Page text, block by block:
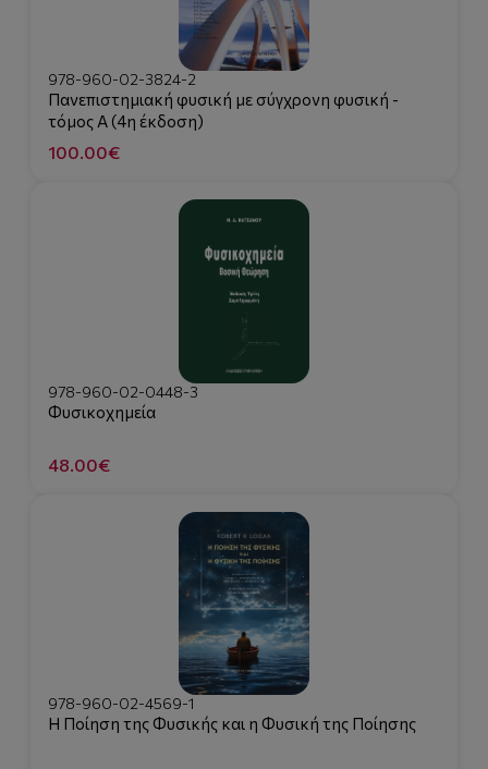
978-960-02-3824-2
Πανεπιστημιακή φυσική με σύγχρονη φυσική -
τόμος Α (4η έκδοση)
100.00€
978-960-02-0448-3
Φυσικοχημεία
48.00€
978-960-02-4569-1
Η Ποίηση της Φυσικής και η Φυσική της Ποίησης